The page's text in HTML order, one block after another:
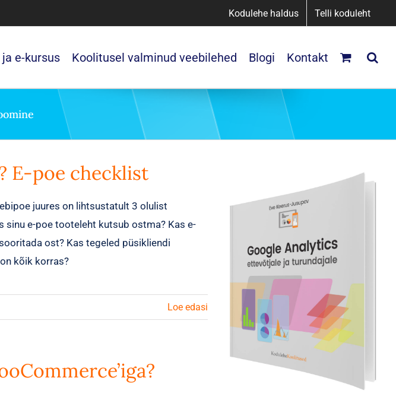
Kodulehe haldus Telli koduleht
e-kursus Koolitusel valminud veebilehed Blogi Kontakt
E-poe checklist
juures on lihtsustatult 3 olulist
sinu e-poe tooteleht kutsub ostma? Kas e-
ost? Kas tegeled püsikliendi
kõik korras?
Loe edasi